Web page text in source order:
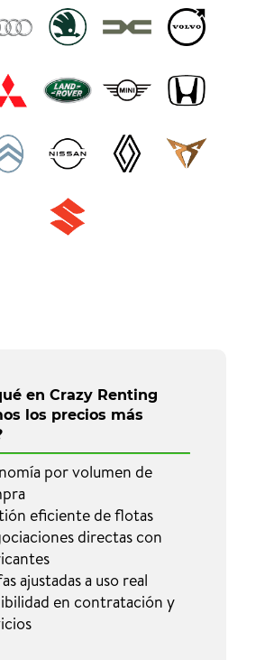
en Crazy Renting
los precios más
por volumen de
eficiente de flotas
directas con
ajustadas a uso real
en contratación y